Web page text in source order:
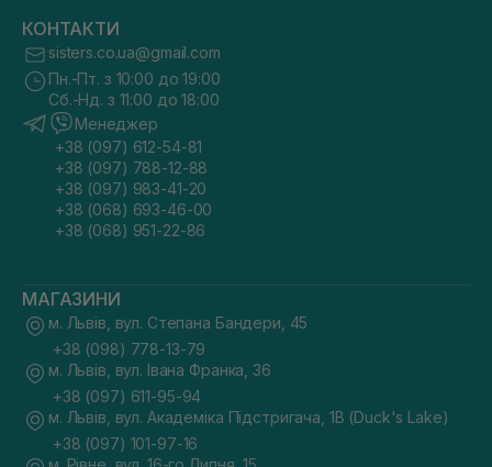
КОНТАКТИ
sisters.co.ua@gmail.com
Пн.-Пт. з 10:00 до 19:00
Сб.-Нд. з 11:00 до 18:00
Менеджер
+38 (097) 612-54-81
+38 (097) 788-12-88
+38 (097) 983-41-20
+38 (068) 693-46-00
+38 (068) 951-22-86
МАГАЗИНИ
м. Львів, вул. Степана Бандери, 45
+38 (098) 778-13-79
м. Львів, вул. Івана Франка, 36
+38 (097) 611-95-94
м. Львів, вул. Академіка Підстригача, 1В (Duck's Lake)
+38 (097) 101-97-16